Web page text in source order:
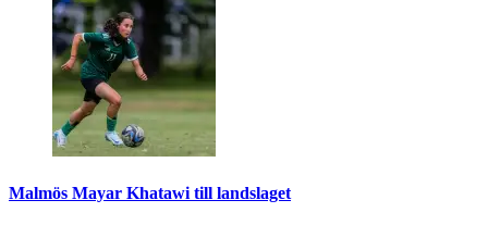
Malmös Mayar Khatawi till landslaget